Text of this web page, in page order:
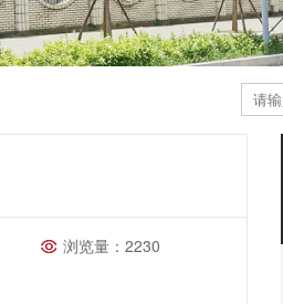
浏览量：2230